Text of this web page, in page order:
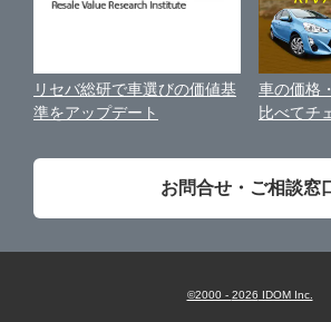
お客様の声
会社案内
リセバ総研で車選びの価値基
準をアップデート
車の価格
比べてチ
お問合せ・ご相談窓
©2000 - 2026 IDOM Inc.